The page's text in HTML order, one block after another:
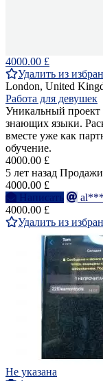
4000.00 £
Удалить из
London, United
Работа для девушек
Уникальный
знающих языки.
вместе уже как
обучение.
4000.00 £
5 лет назад Продажи
4000.00 £
Написать
4000.00 £
Удалить из
Не указана